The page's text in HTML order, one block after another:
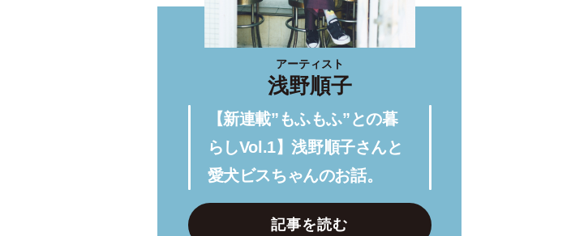
アーティスト
浅野順子
【新連載”もふもふ”との暮
らしVol.1】浅野順子さんと
愛犬ビスちゃんのお話。
記事を読む